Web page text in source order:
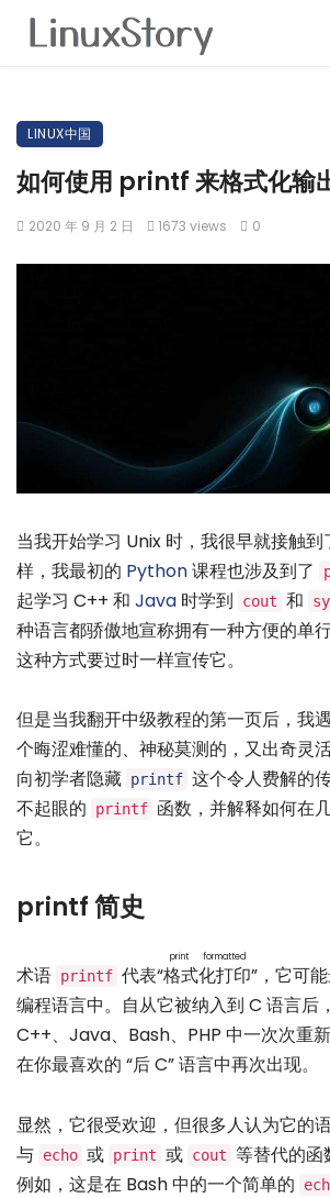
LINUX中国
如何使用 printf 来格式化输
2020 年 9 月 2 日 1673 views 0
当我开始学习 Unix 时，我很早就接触到
样，我最初的 Python课程也涉及到了
起学习 C++ 和 Java 时学到 cout 和
种语言都骄傲地宣称拥有一种方便的单
这种方式要过时一样宣传它。
但是当我翻开中级教程的第一页后，我
个晦涩难懂的、神秘莫测的，又出奇灵
向初学者隐藏 printf 这个令人费解的
不起眼的
printf 函数，并解释如何在
它。
printf 简史
术语 printf 代表“格式化打印
print formatted
”，它可
编程语言中。自从它被纳入到 C 语言后，
C++、Java、Bash、PHP 中一次次重
在你最喜欢的 “后 C” 语言中再次出现。
显然，它很受欢迎，但很多人认为它的
与 echo 或 print 或 cout 等替代的函
例如，这是在 Bash 中的一个简单的